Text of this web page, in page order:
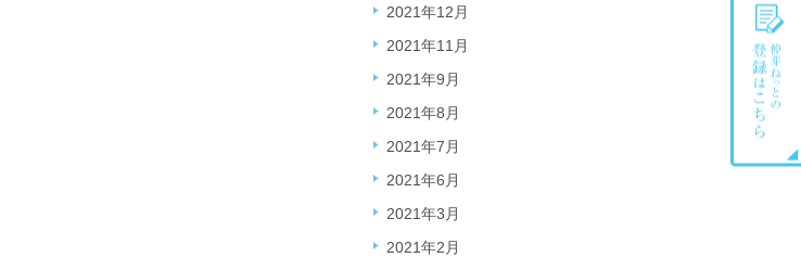
2021年12月
2021年11月
2021年9月
2021年8月
2021年7月
2021年6月
2021年3月
2021年2月